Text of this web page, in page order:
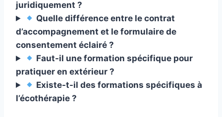
juridiquement ?
Quelle différence entre le contrat
d’accompagnement et le formulaire de
consentement éclairé ?
Faut-il une formation spécifique pour
pratiquer en extérieur ?
Existe-t-il des formations spécifiques à
l’écothérapie ?